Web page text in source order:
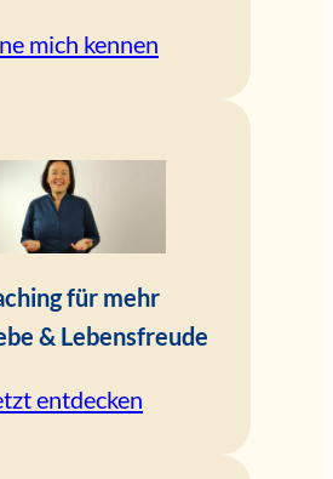
mich kennen
für mehr
& Lebensfreude
entdecken